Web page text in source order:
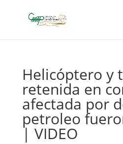
Helicóptero y
retenida en
afectada por
petroleo
| VIDEO